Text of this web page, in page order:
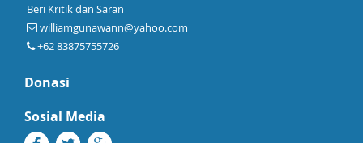
Beri Kritik dan Saran
williamgunawann@yahoo.com
+62 83875755726
Donasi
Sosial Media